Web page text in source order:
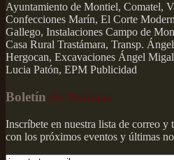
Ayuntamiento de Montiel, Comatel,
Confecciones Marín, El Corte
Gallego, Instalaciones Campo de
Casa Rural Trastámara, Transp.
Hergocan, Excavaciones Ángel
Lucia Patón, EPM Publicidad
Boletín de Noticias
Inscríbete en nuestra lista de correo y
con los próximos eventos y últimas